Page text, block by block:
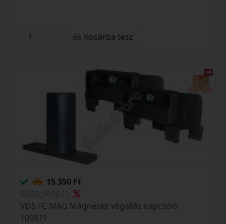
Kosárba tesz
15 350 Ft
VDS FC MAG Mágneses végállás kapcsoló
109871